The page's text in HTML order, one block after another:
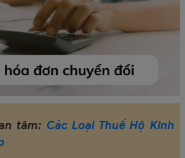
tâm: Các Loại Thuế Hộ Kinh